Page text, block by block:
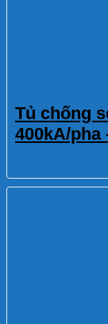
Tủ chống
400kA/pha